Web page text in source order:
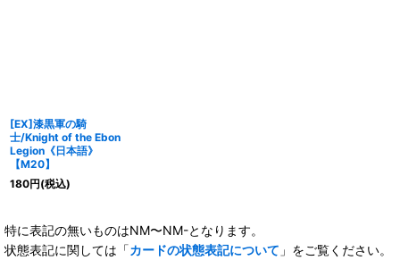
[EX]漆黒軍の騎
士/Knight of the Ebon
Legion《日本語》
【M20】
180円(税込)
特に表記の無いものはNM〜NM-となります。
状態表記に関しては「カードの状態表記について 」をご覧ください。